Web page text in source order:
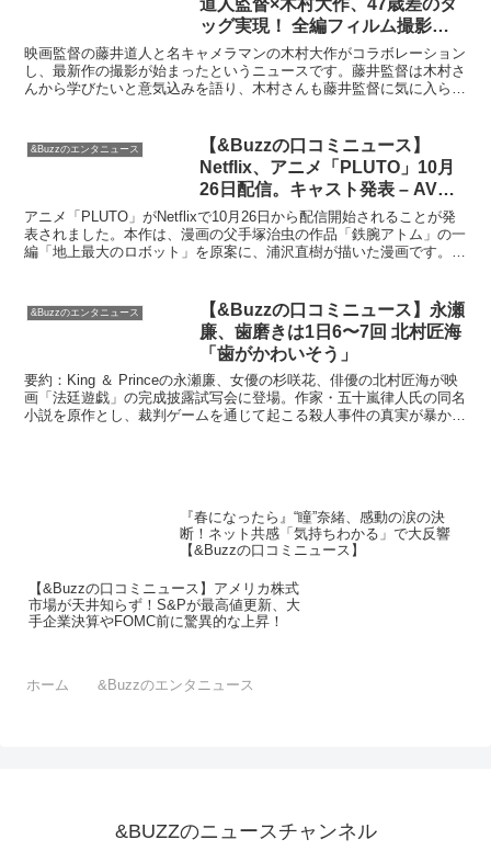
道人監督×木村大作、47歳差のタ
ッグ実現！ 全編フィルム撮影の
新作クランクイン : 映画ニュース
– 映画.com
映画監督の藤井道人と名キャメラマンの木村大作がコラボレーション
し、最新作の撮影が始まったというニュースです。藤井監督は木村さ
んから学びたいと意気込みを語り、木村さんも藤井監督に気に入られ
&Buzzのエンタニュース
【&Buzzの口コミニュース】
Netflix、アニメ「PLUTO」10月
26日配信。キャスト発表 – AV
Watch
アニメ「PLUTO」がNetflixで10月26日から配信開始されることが発
表されました。本作は、漫画の父手塚治虫の作品「鉄腕アトム」の一
編「地上最大のロボット」を原案に、浦沢直樹が描いた漫画です。配
&Buzzのエンタニュース
【&Buzzの口コミニュース】永瀬
廉、歯磨きは1日6〜7回 北村匠海
「歯がかわいそう」
要約：King ＆ Princeの永瀬廉、女優の杉咲花、俳優の北村匠海が映
画「法廷遊戯」の完成披露試写会に登場。作家・五十嵐律人氏の同名
小説を原作とし、裁判ゲームを通じて起こる殺人事件の真実が暴かれ
『春になったら』“瞳”奈緒、感動の涙の決
断！ネット共感「気持ちわかる」で大反響
【&Buzzの口コミニュース】
【&Buzzの口コミニュース】アメリカ株式
市場が天井知らず！S&Pが最高値更新、大
手企業決算やFOMC前に驚異的な上昇！
ホーム &Buzzのエンタニュース
&BUZZのニュースチャンネル